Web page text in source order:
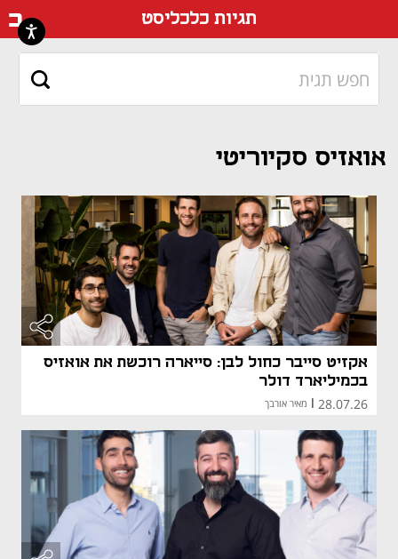
תגיות כלכליסט
אואזיס סקיוריטי
אקזיט סייבר כחול לבן: סייארה רוכשת את אואזיס
בכמיליארד דולר
28.07.26 מאיר אורבך